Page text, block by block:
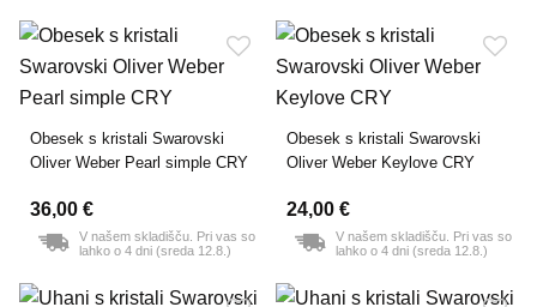
Obesek s kristali Swarovski
Oliver Weber Pearl simple CRY
36,00 €
V našem skladišču. Pri vas so
lahko o 4 dni (sreda 12.8.)
Obesek s kristali Swarovski
Oliver Weber Keylove CRY
24,00 €
V našem skladišču. Pri vas so
lahko o 4 dni (sreda 12.8.)